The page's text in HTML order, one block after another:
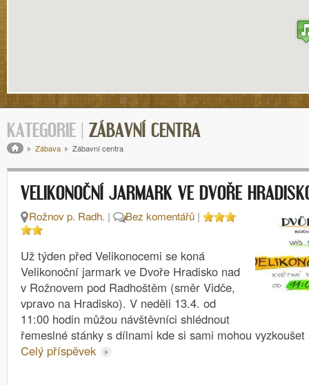
KATEGORIE | ZÁBAVNÍ CENTRA
Drobečková navigace
Zábava Zábavní centra
VELIKONOČNÍ JARMARK VE DVOŘE
Rožnov p. Radh. | Bez komentářů |
Už týden před Velikonocemi se koná
Velikonoční jarmark ve Dvoře Hradisko nad
v Rožnovem pod Radhoštěm (směr Vidče,
vpravo na Hradisko). V neděli 13.4. od
11:00 hodin můžou návštěvníci shlédnout
řemeslné stánky s dílnami kde si sami mohou
Celý příspěvek